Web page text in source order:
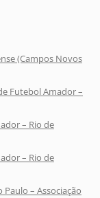
(Campos Novos
Futebol Amador –
– Rio de
– Rio de
Paulo – Associação